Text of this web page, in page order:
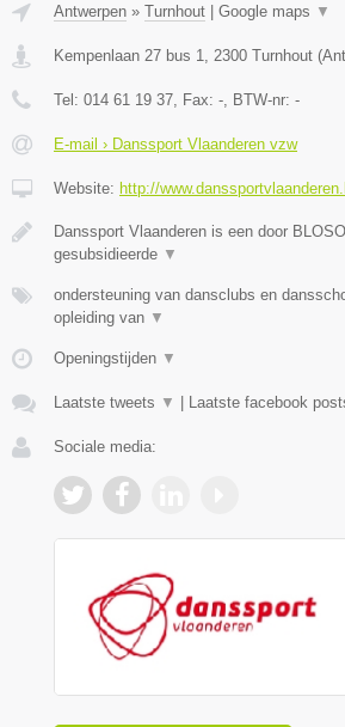
Antwerpen » Turnhout Google maps ▼
Kempenlaan 27 bus 1 2300 Turnhout (
Tel: 014 61 19 37 , Fax: - , BTW-nr: -
E-mail › Danssport Vlaanderen vzw
Website: http://
Danssport Vlaanderen is een door
gesubsidieerde ▼
ondersteuning van dansclubs en
opleiding van ▼
Openingstijden ▼
Laatste tweets ▼ Laatste facebook
Sociale media: